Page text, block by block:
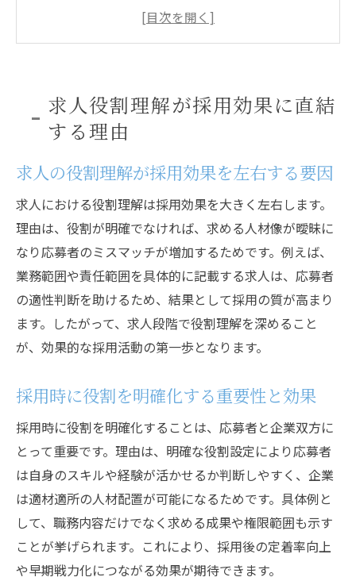
役割を理解した求人がもたらす成果とは
効果的な採用に求人役割理解が不可欠な理
由
明確な役割分担で求人活動を成功へ導く
採用効果を高める役割分担の考え方と実践
求人における明確な役割分担が生む相乗効
果
採用活動成功のカギは役割分担の可視化
求人時に役割を共有することで得られる効
果
役割分担が採用プロセス全体に及ぼす影響
明確な求人役割が採用定着率向上に繋がる
採用効果を高める役割理解の実践法
求人で役割を明確化するための具体的実践
法
採用効果を最大化する役割理解の進め方
求人の役割分担を浸透させる工夫とコツ
役割理解の実践が採用活動にもたらす効果
採用現場で役割を理解するポイントと方法
求人役割理解が採用効果に直結
する理由
求人の役割理解が採用効果を左右する要因
求人における役割理解は採用効果を大きく左右します。
理由は、役割が明確でなければ、求める人材像が曖昧に
なり応募者のミスマッチが増加するためです。例えば、
業務範囲や責任範囲を具体的に記載する求人は、応募者
の適性判断を助けるため、結果として採用の質が高まり
ます。したがって、求人段階で役割理解を深めること
が、効果的な採用活動の第一歩となります。
採用時に役割を明確化する重要性と効果
採用時に役割を明確化することは、応募者と企業双方に
とって重要です。理由は、明確な役割設定により応募者
は自身のスキルや経験が活かせるか判断しやすく、企業
は適材適所の人材配置が可能になるためです。具体例と
して、職務内容だけでなく求める成果や権限範囲も示す
ことが挙げられます。これにより、採用後の定着率向上
や早期戦力化につながる効果が期待できます。